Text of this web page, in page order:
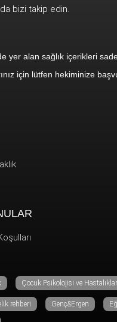
bizi takip edin.
yer alan sağlık içerikleri
için lütfen hekiminize
Çocuk Psikolojisi ve
rehberi Genç&Ergen